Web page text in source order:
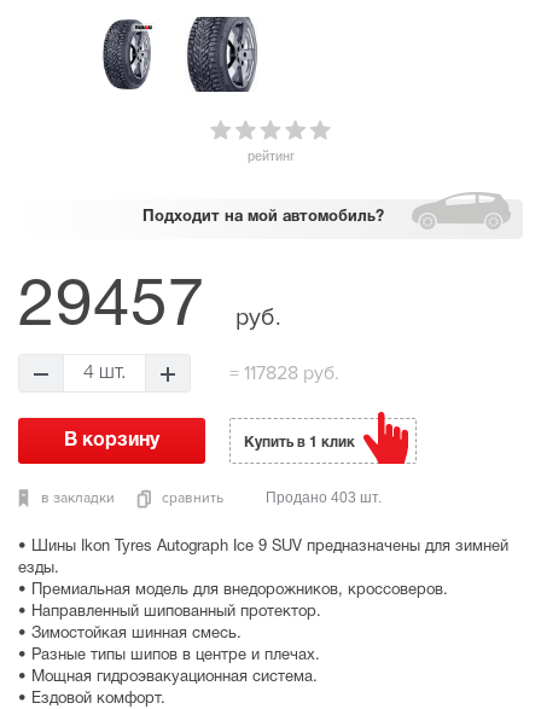
рейтинг
Подходит на мой автомобиль?
• Шины Ikon Tyres Autograph Ice 9 SUV предназначены для зимней
езды.
• Премиальная модель для внедорожников, кроссоверов.
• Направленный шипованный протектор.
• Зимостойкая шинная смесь.
• Разные типы шипов в центре и плечах.
• Мощная гидроэвакуационная система.
• Ездовой комфорт.
29457 руб.
4 шт. = 117828 руб.
в закладки сравнить
Купить в 1 клик
Продано 403 шт.